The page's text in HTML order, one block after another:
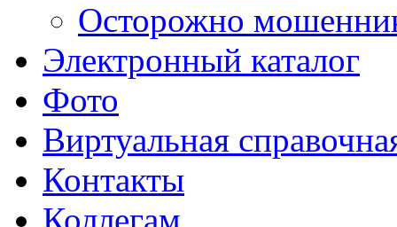
Осторожно
Электронный каталог
Фото
Виртуальная
Контакты